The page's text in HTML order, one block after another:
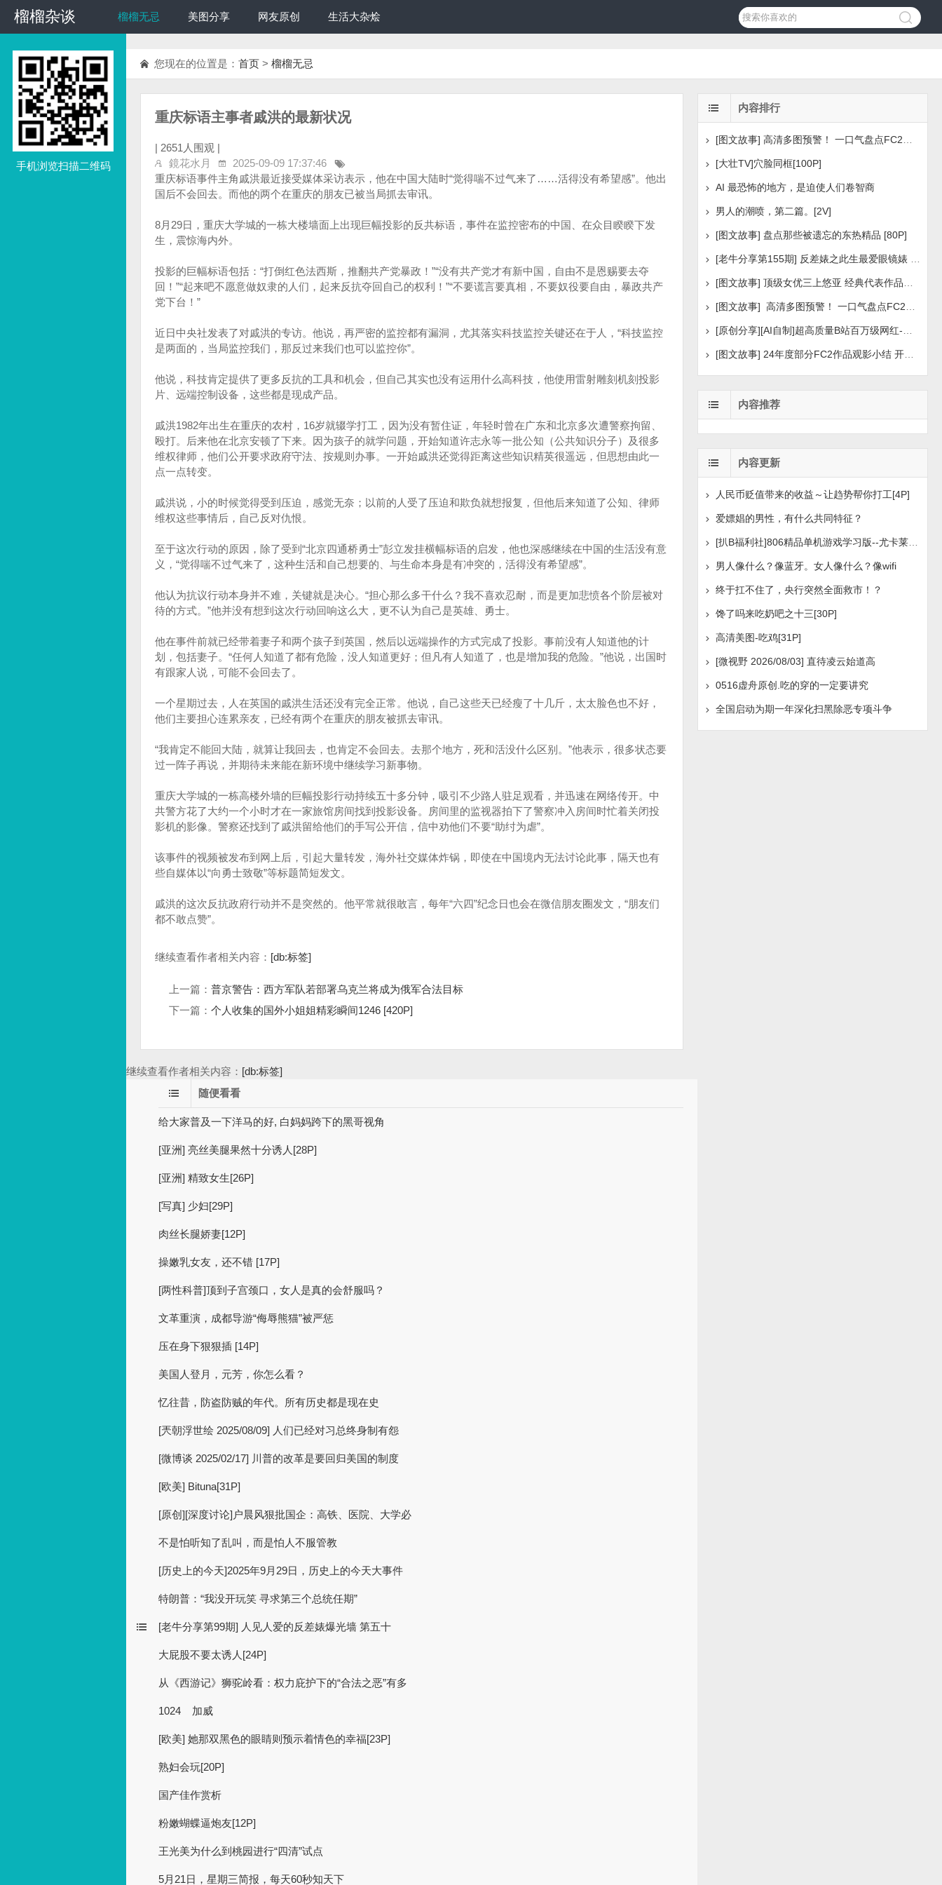
榴榴杂谈
榴榴杂谈 榴榴无忌 美图分享 网友原创 生活大杂烩
手机浏览扫描二维码
您现在的位置是： 首页 > 榴榴无忌
重庆标语主事者戚洪的最新状况
| 2651人围观 |
鏡花水月
2025-09-09 17:37:46
重庆标语事件主角戚洪最近接受媒体采访表示，他在中国大陆时“觉得喘不过气来了……活得没有希望感”。他出
国后不会回去。而他的两个在重庆的朋友已被当局抓去审讯。
8月29日，重庆大学城的一栋大楼墙面上出现巨幅投影的反共标语，事件在监控密布的中国、在众目睽睽下发
生，震惊海内外。
投影的巨幅标语包括：“打倒红色法西斯，推翻共产党暴政！”“没有共产党才有新中国，自由不是恩赐要去夺
回！”“起来吧不愿意做奴隶的人们，起来反抗夺回自己的权利！”“不要谎言要真相，不要奴役要自由，暴政共产
党下台！”
近日中央社发表了对戚洪的专访。他说，再严密的监控都有漏洞，尤其落实科技监控关键还在于人，“科技监控
是两面的，当局监控我们，那反过来我们也可以监控你”。
他说，科技肯定提供了更多反抗的工具和机会，但自己其实也没有运用什么高科技，他使用雷射雕刻机刻投影
片、远端控制设备，这些都是现成产品。
戚洪1982年出生在重庆的农村，16岁就辍学打工，因为没有暂住证，年轻时曾在广东和北京多次遭警察拘留、
殴打。后来他在北京安顿了下来。因为孩子的就学问题，开始知道许志永等一批公知（公共知识分子）及很多
维权律师，他们公开要求政府守法、按规则办事。一开始戚洪还觉得距离这些知识精英很遥远，但思想由此一
点一点转变。
戚洪说，小的时候觉得受到压迫，感觉无奈；以前的人受了压迫和欺负就想报复，但他后来知道了公知、律师
维权这些事情后，自己反对仇恨。
至于这次行动的原因，除了受到“北京四通桥勇士”彭立发挂横幅标语的启发，他也深感继续在中国的生活没有意
义，“觉得喘不过气来了，这种生活和自己想要的、与生命本身是有冲突的，活得没有希望感”。
他认为抗议行动本身并不难，关键就是决心。“担心那么多干什么？我不喜欢忍耐，而是更加悲愤各个阶层被对
待的方式。”他并没有想到这次行动回响这么大，更不认为自己是英雄、勇士。
他在事件前就已经带着妻子和两个孩子到英国，然后以远端操作的方式完成了投影。事前没有人知道他的计
划，包括妻子。“任何人知道了都有危险，没人知道更好；但凡有人知道了，也是增加我的危险。”他说，出国时
有跟家人说，可能不会回去了。
一个星期过去，人在英国的戚洪生活还没有完全正常。他说，自己这些天已经瘦了十几斤，太太脸色也不好，
他们主要担心连累亲友，已经有两个在重庆的朋友被抓去审讯。
“我肯定不能回大陆，就算让我回去，也肯定不会回去。去那个地方，死和活没什么区别。”他表示，很多状态要
过一阵子再说，并期待未来能在新环境中继续学习新事物。
重庆大学城的一栋高楼外墙的巨幅投影行动持续五十多分钟，吸引不少路人驻足观看，并迅速在网络传开。中
共警方花了大约一个小时才在一家旅馆房间找到投影设备。房间里的监视器拍下了警察冲入房间时忙着关闭投
影机的影像。警察还找到了戚洪留给他们的手写公开信，信中劝他们不要“助纣为虐”。
该事件的视频被发布到网上后，引起大量转发，海外社交媒体炸锅，即使在中国境内无法讨论此事，隔天也有
些自媒体以“向勇士致敬”等标题简短发文。
戚洪的这次反抗政府行动并不是突然的。他平常就很敢言，每年“六四”纪念日也会在微信朋友圈发文，“朋友们
都不敢点赞”。
继续查看作者相关内容： [db:标签]
上一篇： 普京警告：西方军队若部署乌克兰将成为俄军合法目标
下一篇： 个人收集的国外小姐姐精彩瞬间1246 [420P]
继续查看作者相关内容： [db:标签]
随便看看
给大家普及一下洋马的好, 白妈妈跨下的黑哥视角
[亚洲] 亮丝美腿果然十分诱人[28P]
[亚洲] 精致女生[26P]
[写真] 少妇[29P]
肉丝长腿娇妻[12P]
操嫩乳女友，还不错 [17P]
[两性科普]顶到子宫颈口，女人是真的会舒服吗？
文革重演，成都导游“侮辱熊猫”被严惩
压在身下狠狠插 [14P]
美国人登月，元芳，你怎么看？
忆往昔，防盗防贼的年代。所有历史都是现在史
[兲朝浮世绘 2025/08/09] 人们已经对习总终身制有怨
[微博谈 2025/02/17] 川普的改革是要回归美国的制度
[欧美] Bituna[31P]
[原创][深度讨论]户晨风狠批国企：高铁、医院、大学必
不是怕听知了乱叫，而是怕人不服管教
[历史上的今天]2025年9月29日，历史上的今天大事件
特朗普：“我没开玩笑 寻求第三个总统任期”
[老牛分享第99期] 人见人爱的反差婊爆光墙 第五十
大屁股不要太诱人[24P]
从《西游记》狮驼岭看：权力庇护下的“合法之恶”有多
1024 加威
[欧美] 她那双黑色的眼睛则预示着情色的幸福[23P]
熟妇会玩[20P]
国产佳作赏析
粉嫩蝴蝶逼炮友[12P]
王光美为什么到桃园进行“四清”试点
5月21日，星期三简报，每天60秒知天下
内容排行
[大壮TV]穴脸同框[100P]
AI 最恐怖的地方，是迫使人们卷智商
男人的潮喷，第二篇。[2V]
[图文故事] 盘点那些被遗忘的东热精品 [80P]
[图文故事] 24年度部分FC2作品观影小结 开年王炸后续
内容推荐
内容更新
人民币贬值带来的收益～让趋势帮你打工[4P]
爱嫖娼的男性，有什么共同特征？
[扒B福利社]806精品单机游戏学习版--尤卡莱莉：回归、异
男人像什么？像蓝牙。女人像什么？像wifi
终于扛不住了，央行突然全面救市！？
馋了吗来吃奶吧之十三[30P]
高清美图-吃鸡[31P]
[微视野 2026/08/03] 直待凌云始道高
0516虚舟原创.吃的穿的一定要讲究
全国启动为期一年深化扫黑除恶专项斗争